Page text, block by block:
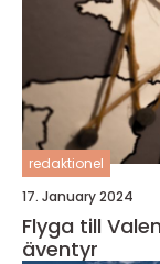
redaktionel
17. January 2024
Flyga till
äventyr